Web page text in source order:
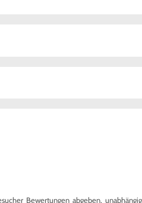
Bewertungen abgeben, unabhängig